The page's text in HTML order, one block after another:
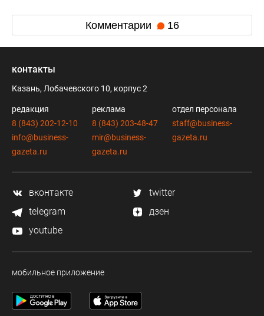
Комментарии 16
контакты
Казань, Лобачевского 10, корпус 2
редакция
8 (843) 202-12-10
info@business-
gazeta.ru
реклама
8 (843) 203-48-47
mir@business-
gazeta.ru
отдел персонала
staff@business-
gazeta.ru
вконтакте
twitter
telegram
дзен
youtube
мобильное приложение